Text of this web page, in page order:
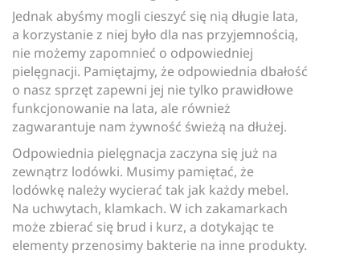
Jednak abyśmy mogli cieszyć się nią długie lata,
a korzystanie z niej było dla nas przyjemnością,
nie możemy zapomnieć o odpowiedniej
pielęgnacji. Pamiętajmy, że odpowiednia dbałość
o nasz sprzęt zapewni jej nie tylko prawidłowe
funkcjonowanie na lata, ale również
zagwarantuje nam żywność świeżą na dłużej.
Odpowiednia pielęgnacja zaczyna się już na
zewnątrz lodówki. Musimy pamiętać, że
lodówkę należy wycierać tak jak każdy mebel.
Na uchwytach, klamkach. W ich zakamarkach
może zbierać się brud i kurz, a dotykając te
elementy przenosimy bakterie na inne produkty.